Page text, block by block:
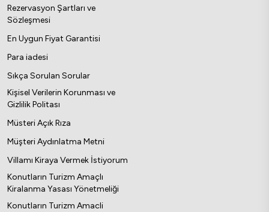
Rezervasyon Şartları ve
Sözleşmesi
En Uygun Fiyat Garantisi
Para iadesi
Sıkça Sorulan Sorular
Kişisel Verilerin Korunması ve
Gizlilik Politası
Müsteri Açık Rıza
Müşteri Aydınlatma Metni
Villamı Kiraya Vermek İstiyorum
Konutların Turizm Amaçlı
Kiralanma Yasası Yönetmeliği
Konutların Turizm Amacli